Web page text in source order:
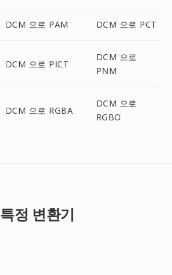
DCM 으로 PAM DCM 으로 PCT
DCM 으로 PICT
DCM 으로
PNM
DCM 으로 RGBA
DCM 으로
RGBO
특정 변환기